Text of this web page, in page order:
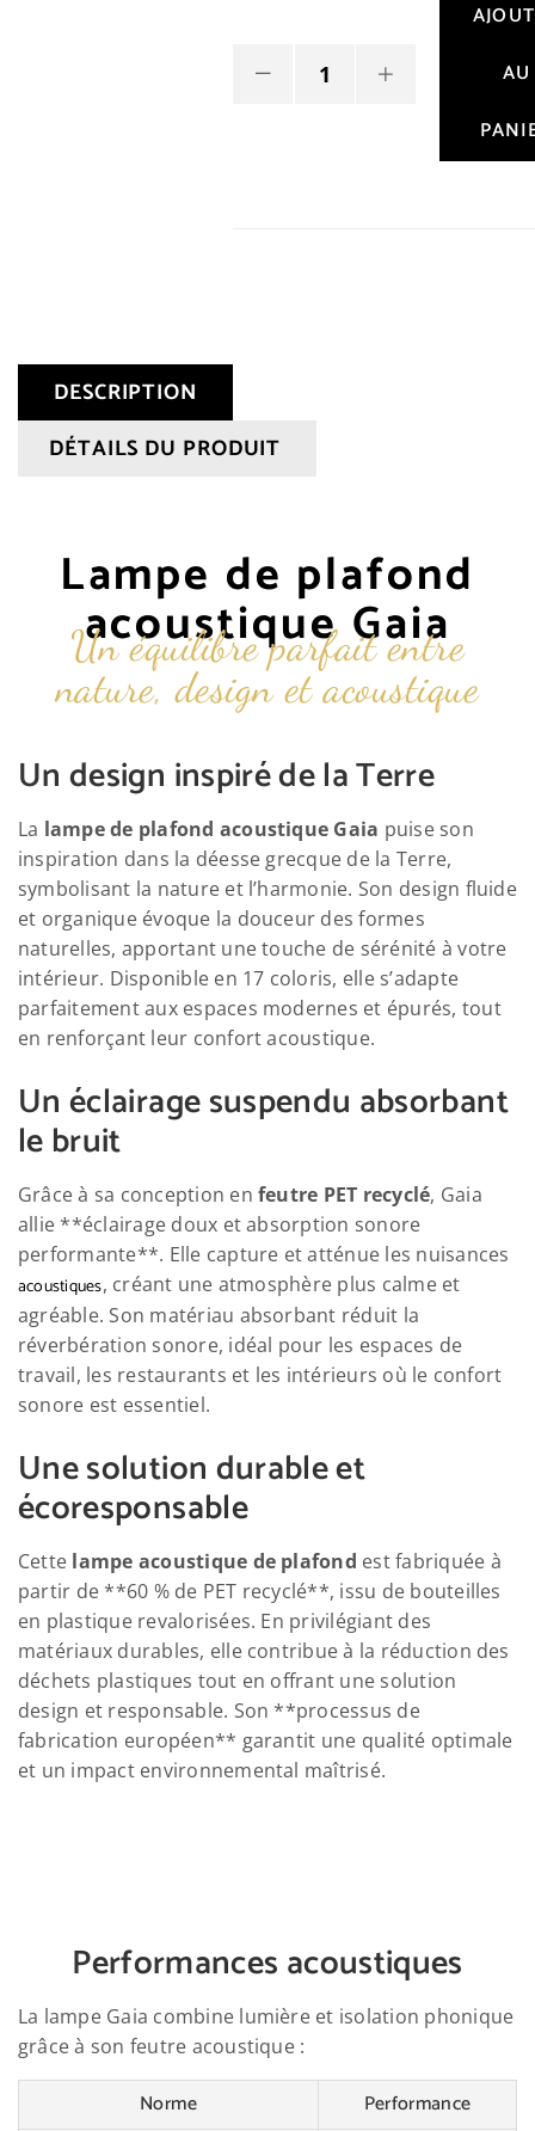
AU
DESCRIPTION
DÉTAILS DU PRODUIT
Lampe de plafond
acoustique Gaia
Un équilibre parfait entre
nature, design et acoustique
Un design inspiré de la Terre
La lampe de plafond acoustique Gaia puise son
inspiration dans la déesse grecque de la Terre,
symbolisant la nature et l’harmonie. Son design fluide
et organique évoque la douceur des formes
naturelles, apportant une touche de sérénité à votre
intérieur. Disponible en 17 coloris, elle s’adapte
parfaitement aux espaces modernes et épurés, tout
en renforçant leur confort acoustique.
Un éclairage suspendu absorbant
le bruit
Grâce à sa conception en feutre PET recyclé, Gaia
allie **éclairage doux et absorption sonore
performante**. Elle capture et atténue les nuisances
acoustiques, créant une atmosphère plus calme et
agréable. Son matériau absorbant réduit la
réverbération sonore, idéal pour les espaces de
travail, les restaurants et les intérieurs où le confort
sonore est essentiel.
Une solution durable et
écoresponsable
Cette lampe acoustique de plafond est fabriquée à
partir de **60 % de PET recyclé**, issu de bouteilles
en plastique revalorisées. En privilégiant des
matériaux durables, elle contribue à la réduction des
déchets plastiques tout en offrant une solution
design et responsable. Son **processus de
fabrication européen** garantit une qualité optimale
et un impact environnemental maîtrisé.
Performances acoustiques
La lampe Gaia combine lumière et isolation phonique
grâce à son feutre acoustique :
Norme Performance